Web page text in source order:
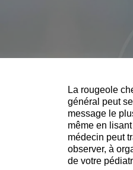
La rougeole
général peut
message le
même en
médecin peut
observer, à
de votre